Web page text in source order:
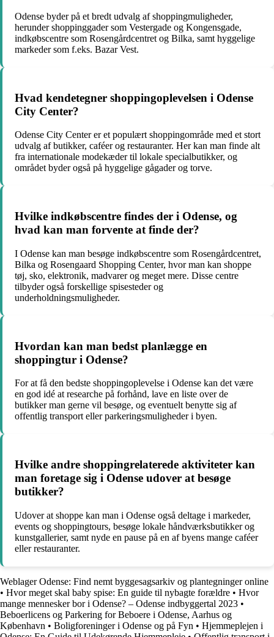
Odense byder på et bredt udvalg af shoppingmuligheder,
herunder shoppinggader som Vestergade og Kongensgade,
indkøbscentre som Rosengårdcentret og Bilka, samt hyggelige
markeder som f.eks. Bazar Vest.
Hvad kendetegner shoppingoplevelsen i Odense
City Center?
Odense City Center er et populært shoppingområde med et stort
udvalg af butikker, caféer og restauranter. Her kan man finde alt
fra internationale modekæder til lokale specialbutikker, og
området byder også på hyggelige gågader og torve.
Hvilke indkøbscentre findes der i Odense, og
hvad kan man forvente at finde der?
I Odense kan man besøge indkøbscentre som Rosengårdcentret,
Bilka og Rosengaard Shopping Center, hvor man kan shoppe
tøj, sko, elektronik, madvarer og meget mere. Disse centre
tilbyder også forskellige spisesteder og
underholdningsmuligheder.
Hvordan kan man bedst planlægge en
shoppingtur i Odense?
For at få den bedste shoppingoplevelse i Odense kan det være
en god idé at researche på forhånd, lave en liste over de
butikker man gerne vil besøge, og eventuelt benytte sig af
offentlig transport eller parkeringsmuligheder i byen.
Hvilke andre shoppingrelaterede aktiviteter kan
man foretage sig i Odense udover at besøge
butikker?
Udover at shoppe kan man i Odense også deltage i markeder,
events og shoppingtours, besøge lokale håndværksbutikker og
kunstgallerier, samt nyde en pause på en af byens mange caféer
eller restauranter.
Weblager Odense: Find nemt byggesagsarkiv og plantegninger online
• Hvor meget skal baby spise: En guide til nybagte forældre • Hvor
mange mennesker bor i Odense? – Odense indbyggertal 2023 •
Beboerlicens og Parkering for Beboere i Odense, Aarhus og
København • Boligforeninger i Odense og på Fyn • Hjemmeplejen i